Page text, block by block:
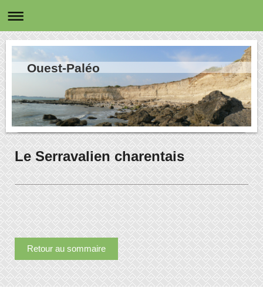
Ouest-Paléo
Le Serravalien charentais
Retour au sommaire